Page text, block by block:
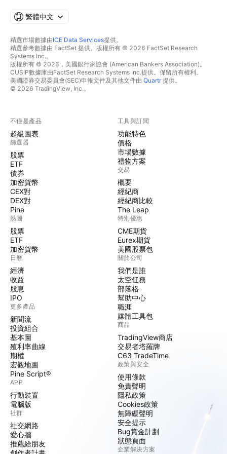
繁體中文
精選市場數據由ICE Data Services提供。
精選參考數據由 FactSet 提供。版權所有 © 2026 FactSet Research
Systems Inc.。
版權所有 © 2026，美國銀行家協會 (American Bankers Association)。
CUSIP數據庫由FactSet Research Systems Inc.提供。保留所有權利。
美國證券交易委員會(SEC)申報文件及其他文件由 Quartr提供。
© 2026 TradingView, Inc.。
不僅是產品
超級圖表
篩選器
股票
ETF
債券
加密貨幣
CEX對
DEX對
Pine
熱圖
股票
ETF
加密貨幣
日曆
經濟
收益
股息
IPO
更多產品
新聞流
投資組合
基本圖
殖利率曲線
期權
宏觀地圖
Pine Script®
APP
行動裝置
電腦版
社群
社交網路
愛心牆
推薦給朋友
工具與訂閱
功能特色
價格
市場數據
禮物方案
交易
概要
經紀商
經紀商比較
The Leap
特別優惠
CME期貨
Eurex期貨
美國股票包
關於公司
我們是誰
太空任務
部落格
幫助中心
職涯
媒體工具包
商品
TradingView商店
交易者塔羅牌
C63 TradeTime
政策與安全
使用條款
免責聲明
隱私政策
Cookies政策
無障礙聲明
安全提示
Bug賞金計劃
狀態頁面
企業解決方案